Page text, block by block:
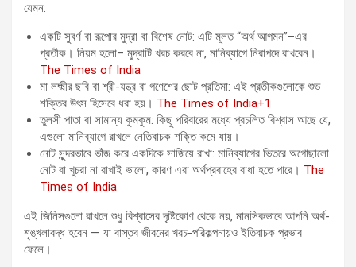
যেমন:
একটি সুবর্ণ বা রূপোর মুদ্রা বা বিশেষ নোট: এটি মূলত “অর্থ আগমন”–এর
প্রতীক। নিয়ম হলো– মুদ্রাটি খরচ করবে না, মানিব্যাগে নিরাপদে রাখবেন।
The Times of India
মা লক্ষ্মীর ছবি বা শ্রী-যন্ত্র বা গণেশের ছোট প্রতিমা: এই প্রতীকগুলোকে শুভ
শক্তির উৎস হিসেবে ধরা হয়। The Times of India+1
তুলসী পাতা বা সামান্য কুমকুম: কিছু পরিবারের মধ্যে প্রচলিত বিশ্বাস আছে যে,
এগুলো মানিব্যাগে রাখলে নেতিবাচক শক্তি কমে যায়।
নোট সুন্দরভাবে ভাঁজ করে একদিকে সাজিয়ে রাখা: মানিব্যাগের ভিতরে অগোছালো
নোট বা খুচরা না রাখাই ভালো, কারণ এরা অর্থপ্রবাহের বাধা হতে পারে। The
Times of India
এই জিনিসগুলো রাখলে শুধু বিশ্বাসের দৃষ্টিকোণ থেকে নয়, মানসিকভাবে আপনি অর্থ-
শৃঙ্খলাবদ্ধ হবেন — যা বাস্তব জীবনের খরচ-পরিকল্পনায়ও ইতিবাচক প্রভাব
ফেলে।